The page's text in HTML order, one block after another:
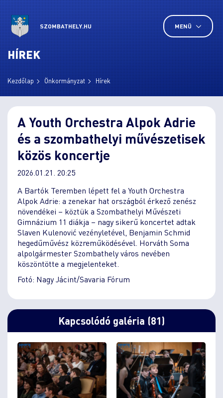
SZOMBATHELY.HU MENÜ
HÍREK
Kezdőlap Önkormányzat Hírek
A Youth Orchestra Alpok Adrie
és a szombathelyi művészetisek
közös koncertje
2026.01.21. 20:25
A Bartók Teremben lépett fel a Youth Orchestra
Alpok Adrie: a zenekar hat országból érkező zenész
növendékei – köztük a Szombathelyi Művészeti
Gimnázium 11 diákja – nagy sikerű koncertet adtak
Slaven Kulenović vezényletével, Benjamin Schmid
hegedűművész közreműködésével. Horváth Soma
alpolgármester Szombathely város nevében
köszöntötte a megjelenteket.
Fotó: Nagy Jácint/Savaria Fórum
Kapcsolódó galéria (81)